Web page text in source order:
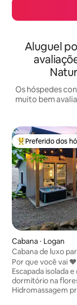
Aluguel
Os hóspedes
muito bem
Entre os melhores
Preferido dos
Cabana ⋅ Logan
Cabana de luxo
Isolada! Jacuzzi!
Por que você vai ❤️
Escapada isolada
dormitório na
Hidromassagem